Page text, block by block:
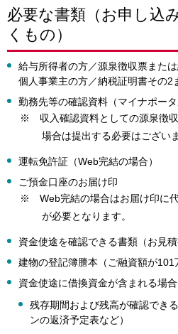
必要な書類（お申し込
くもの）
給与所得者の方／源泉徴収票また
個人事業主の方／納税証明書その2
勤務先等の確認資料（マイナポー
※ 収入確認資料としての源泉徴
場合は提出する必要はござい
運転免許証（Web完結の場合）
ご預金口座のお届け印
※ Web完結の場合はお届け印に
が必要となります。
資金使途を確認できる書類（お見積
建物の登記簿謄本（ご融資額が101
資金使途に借換資金が含まれる場合
残存期間および残高が確認でき
ンの返済予定表など）